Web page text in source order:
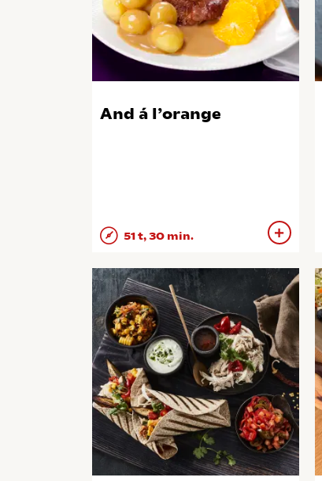
And á l’orange
51 t, 30 min.